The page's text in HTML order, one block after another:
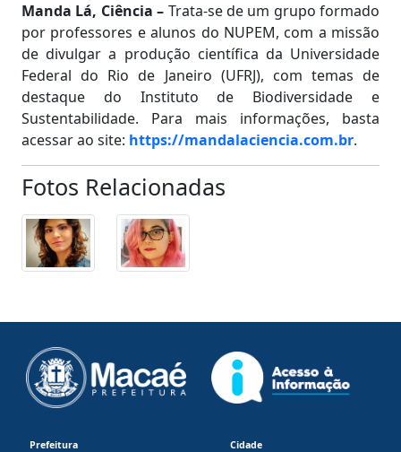
Manda Lá, Ciência – Trata-se de um grupo formado
por professores e alunos do NUPEM, com a missão
de divulgar a produção científica da Universidade
Federal do Rio de Janeiro (UFRJ), com temas de
destaque do Instituto de Biodiversidade e
Sustentabilidade. Para mais informações, basta
acessar ao site: https://mandalaciencia.com.br.
Fotos Relacionadas
Prefeitura Cidade